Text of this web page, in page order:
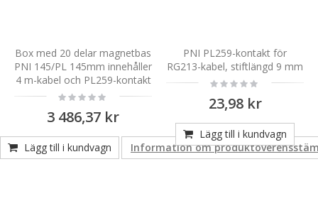
Box med 20 delar magnetbas
PNI 145/PL 145mm innehåller
4 m-kabel och PL259-kontakt
Rating:
0%
3 486,37 kr
Lägg till i kundvagn Information om
PNI PL259-kontakt för
RG213-kabel, stiftlängd 9 mm
Rating:
0%
23,98 kr
Lägg till i kundvagn